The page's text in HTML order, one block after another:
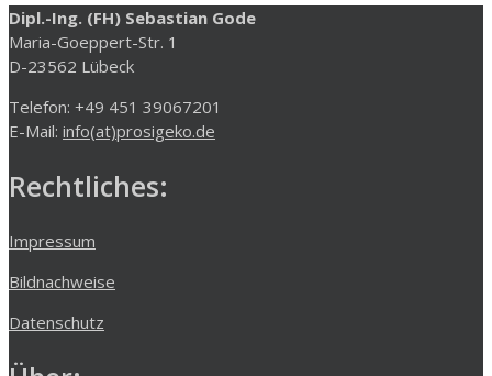
Dipl.-Ing. (FH) Sebastian Gode
Maria-Goeppert-Str. 1
D-23562 Lübeck
Telefon: +49 451 39067201
E-Mail: info(at)prosigeko.de
Rechtliches:
Impressum
Bildnachweise
Datenschutz